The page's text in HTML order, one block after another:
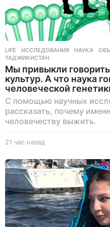
LIFE ИССЛЕДОВАНИЯ ,НАУКА ,
ТАДЖИКИСТАН
Мы привыкли
культур. А что наука
человеческой
С помощью научных
рассказать, почему
человечеству выжить.
21 час назад
ч
а
н
а
з
а